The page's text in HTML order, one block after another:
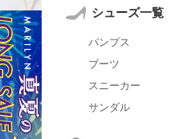
シューズ一覧
パンプス
ブーツ
スニーカー
サンダル